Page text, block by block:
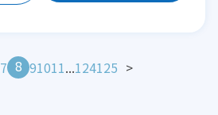
7 8 91011...124125 >